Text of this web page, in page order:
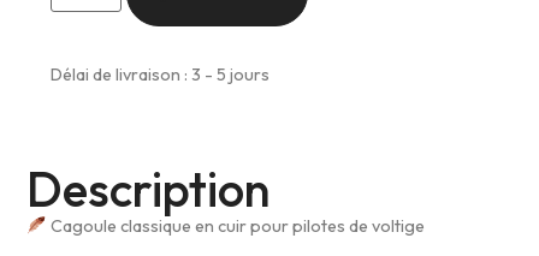
Délai de livraison : 3 - 5 jours
Description
Cagoule classique en cuir pour pilotes de voltige